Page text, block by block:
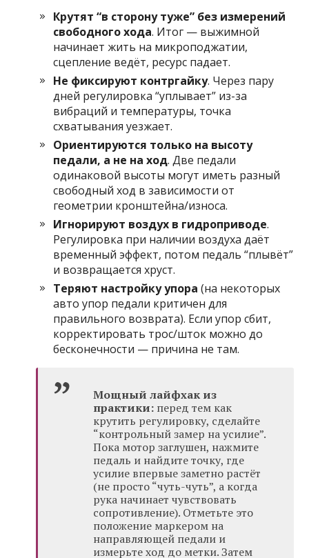
Крутят “в сторону туже” без измерений
свободного хода. Итог — выжимной
начинает жить на микроподжатии,
сцепление ведёт, ресурс падает.
Не фиксируют контргайку. Через пару
дней регулировка “уплывает” из-за
вибраций и температуры, точка
схватывания уезжает.
Ориентируются только на высоту
педали, а не на ход. Две педали
одинаковой высоты могут иметь разный
свободный ход в зависимости от
геометрии кронштейна/износа.
Игнорируют воздух в гидроприводе.
Регулировка при наличии воздуха даёт
временный эффект, потом педаль “плывёт”
и возвращается хруст.
Теряют настройку упора (на некоторых
авто упор педали критичен для
правильного возврата). Если упор сбит,
корректировать трос/шток можно до
бесконечности — причина не там.
Мощный лайфхак из
практики: перед тем как
крутить регулировку, сделайте
“контрольный замер на усилие”.
Пока мотор заглушен, нажмите
педаль и найдите точку, где
усилие впервые заметно растёт
(не просто “чуть-чуть”, а когда
рука начинает чувствовать
сопротивление). Отметьте это
положение маркером на
направляющей педали и
измерьте ход до метки. Затем